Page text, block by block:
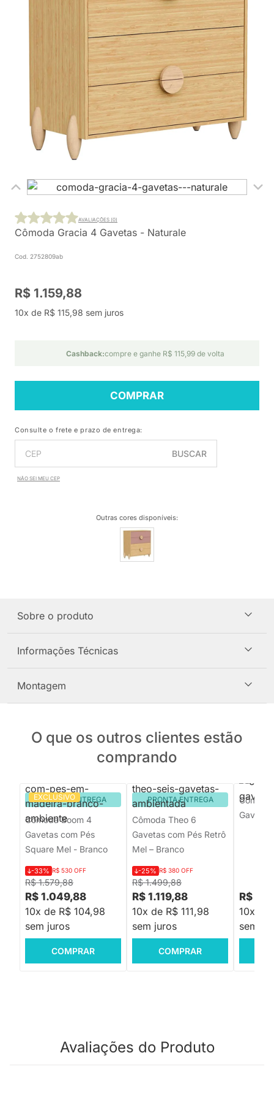
Cômoda Gracia 4 Gavetas - Naturale
Cod. 2752809ab
AVALIAÇÕES (0)
R$ 1.159,88
10x de R$ 115,98 sem juros
Cashback:compre e ganhe R$ 115,99 de volta
COMPRAR
Consulte o frete e prazo de entrega:
BUSCAR
NÃO SEI MEU CEP
Outras cores disponíveis:
Sobre o produto
Informações Técnicas
Montagem
O que os outros clientes estão
comprando
EXCLUSIVO
PRONTA ENTREGA
Cômoda Boom 4
Gavetas com Pés
Square Mel - Branco
R$ 1.579,88
-33% R$ 530 OFF
R$ 1.049,88
10x de R$ 104,98
sem juros
COMPRAR
PRONTA ENTREGA
Cômoda Theo 6
Gavetas com Pés Retrô
Mel – Branco
R$ 1.499,88
-25% R$ 380 OFF
R$ 1.119,88
10x de R$ 111,98
sem juros
COMPRAR
R$
10x de
sem
Avaliações do Produto